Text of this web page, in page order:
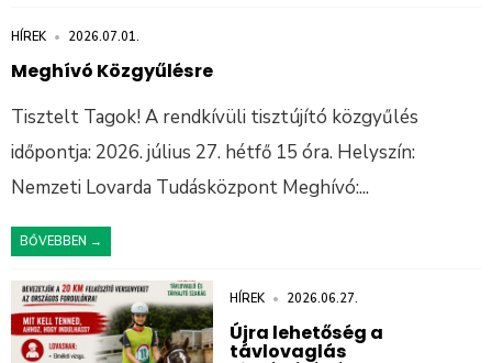
HÍREK • 2026.07.01.
Meghívó Közgyűlésre
Tisztelt Tagok! A rendkívüli tisztújító közgyűlés
időpontja: 2026. július 27. hétfő 15 óra. Helyszín:
Nemzeti Lovarda Tudásközpont Meghívó:...
BŐVEBBEN →
HÍREK • 2026.06.27.
Újra lehetőség a
távlovaglás